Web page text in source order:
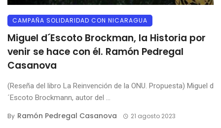
CAMPAÑA SOLIDARIDAD CON NICARAGUA
Miguel d´Escoto Brockman, la Historia por
venir se hace con él. Ramón Pedregal
Casanova
(Reseña del libro La Reinvención de la ONU. Propuesta) Miguel d
´Escoto Brockmann, autor del ...
By Ramón Pedregal Casanova 21 agosto 2023